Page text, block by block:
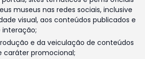
museus nas redes sociais, inclusive
visual, aos conteúdos publicados e
interação;
e da veiculação de conteúdos
caráter promocional;